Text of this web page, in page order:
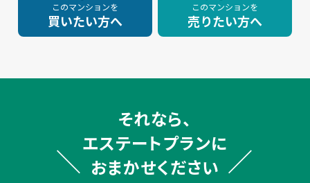
このマンションを
買いたい方へ
このマンションを
売りたい方へ
それなら、
エステートプランに
おまかせください